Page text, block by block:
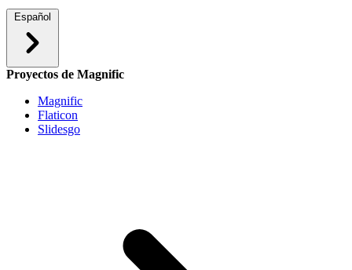
Español
Proyectos de Magnific
Magnific
Flaticon
Slidesgo